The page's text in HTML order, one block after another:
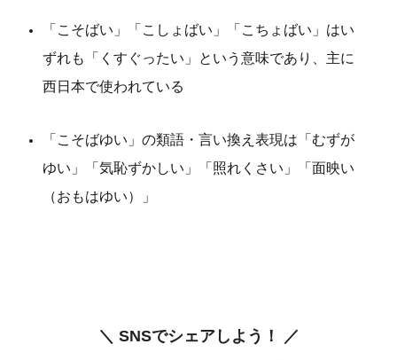
「こそばい」「こしょばい」「こちょばい」はい
ずれも「くすぐったい」という意味であり、主に
西日本で使われている
「こそばゆい」の類語・言い換え表現は「むずが
ゆい」「気恥ずかしい」「照れくさい」「面映い
（おもはゆい）」
＼ SNSでシェアしよう！ ／